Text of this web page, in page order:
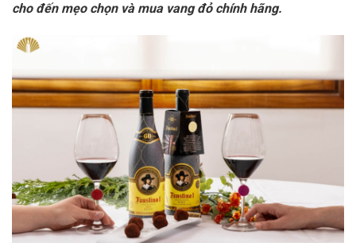
cho đến mẹo chọn và mua vang đỏ chính hãng.